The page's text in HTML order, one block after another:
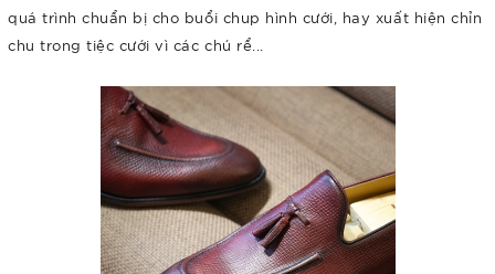
quá trình chuẩn bị cho buổi chup hình cưới, hay xuất hiện chỉn
chu trong tiệc cưới vì các chú rể...